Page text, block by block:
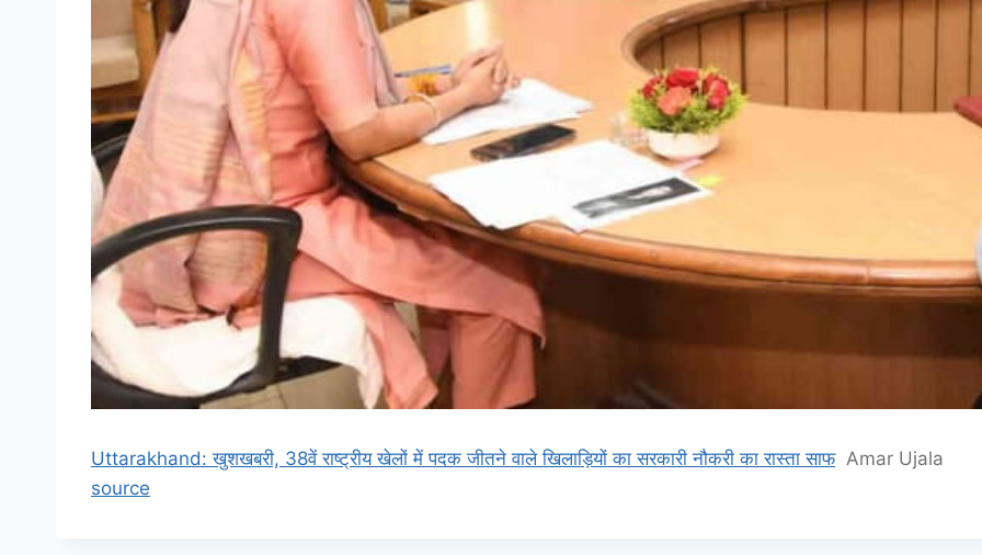
Uttarakhand: खुशखबरी, 38वें राष्ट्रीय खेलों में पदक जीतने वाले खिलाड़ियों का सरकारी नौकरी का रास्ता साफ Amar Ujala
source